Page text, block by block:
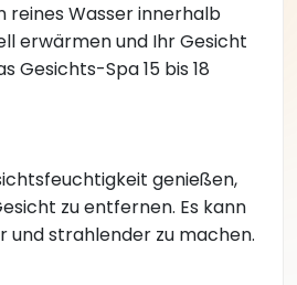
reines Wasser innerhalb
erwärmen und Ihr Gesicht
Gesichts-Spa 15 bis 18
genießen,
zu entfernen. Es kann
und strahlender zu machen.